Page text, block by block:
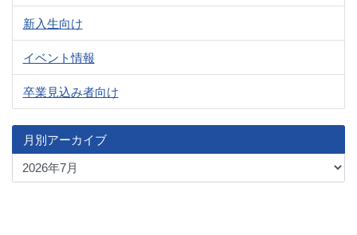
新入生向け
イベント情報
卒業見込み者向け
月別アーカイブ